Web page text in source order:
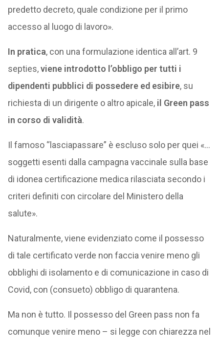
predetto decreto, quale condizione per il primo
accesso al luogo di lavoro».
In pratica, con una formulazione identica all’art. 9
septies,viene introdotto l’obbligo per tutti i
dipendenti pubblici di possedere ed esibire, su
richiesta di un dirigente o altro apicale, il Green pass
in corso di validità.
Il famoso “lasciapassare” è escluso solo per quei «…
soggetti esenti dalla campagna vaccinale sulla base
di idonea certificazione medica rilasciata secondo i
criteri definiti con circolare del Ministero della
salute».
Naturalmente, viene evidenziato come il possesso
di tale certificato verde non faccia venire meno gli
obblighi di isolamento e di comunicazione in caso di
Covid, con (consueto) obbligo di quarantena.
Ma non è tutto. Il possesso del Green pass non fa
comunque venire meno – si legge con chiarezza nel